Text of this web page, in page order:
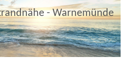
- Warnemünde